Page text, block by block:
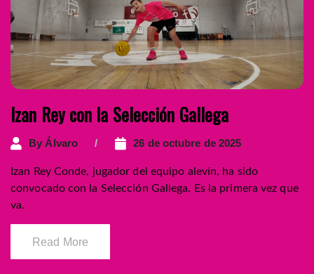
Izan Rey con la Selección Gallega
By Álvaro 26 de octubre de 2025
Izan Rey Conde, jugador del equipo alevín, ha sido
convocado con la Selección Gallega. Es la primera vez que
va.
Read More